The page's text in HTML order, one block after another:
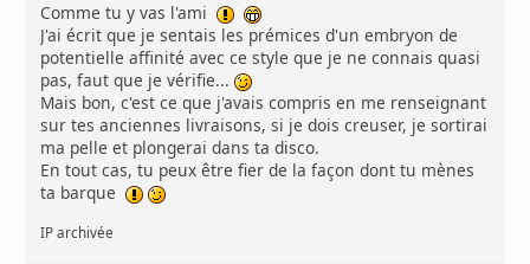
Comme tu y vas l'ami
J'ai écrit que je sentais les prémices d'un embryon de
potentielle affinité avec ce style que je ne connais quasi
pas, faut que je vérifie...
Mais bon, c'est ce que j'avais compris en me renseignant
sur tes anciennes livraisons, si je dois creuser, je sortirai
ma pelle et plongerai dans ta disco.
En tout cas, tu peux être fier de la façon dont tu mènes
ta barque
IP archivée